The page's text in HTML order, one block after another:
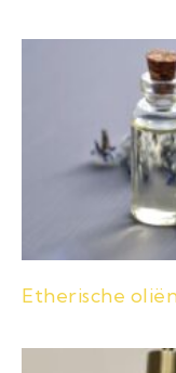
Etherische